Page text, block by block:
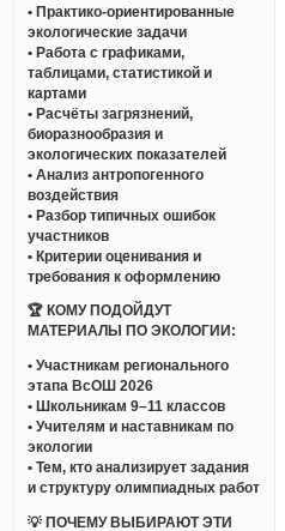
• Практико-ориентированные
экологические задачи
• Работа с графиками,
таблицами, статистикой и
картами
• Расчёты загрязнений,
биоразнообразия и
экологических показателей
• Анализ антропогенного
воздействия
• Разбор типичных ошибок
участников
• Критерии оценивания и
требования к оформлению
🏆 КОМУ ПОДОЙДУТ
МАТЕРИАЛЫ ПО ЭКОЛОГИИ:
• Участникам регионального
этапа ВсОШ 2026
• Школьникам 9–11 классов
• Учителям и наставникам по
экологии
• Тем, кто анализирует задания
и структуру олимпиадных работ
💡 ПОЧЕМУ ВЫБИРАЮТ ЭТИ